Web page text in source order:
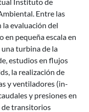
Entre las
la evaluación del
pequeña escala en
turbina de la
estudios en flujos
la realización de
y ventiladores (in-
y presiones en
de transitorios